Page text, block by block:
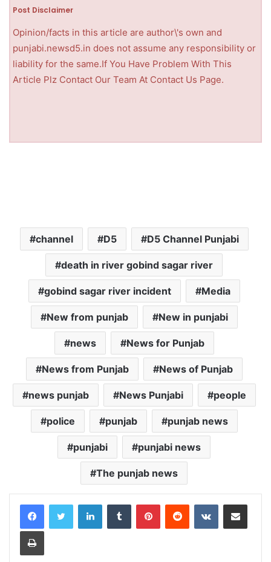
Post Disclaimer
Opinion/facts in this article are author\'s own and
punjabi.newsd5.in does not assume any responsibility or
liability for the same.If You Have Problem With This
Article Plz Contact Our Team At Contact Us Page.
channel D5 D5 Channel Punjabi
death in river gobind sagar river
gobind sagar river incident Media
New from punjab New in punjabi
news News for Punjab
News from Punjab News of Punjab
news punjab News Punjabi people
police punjab punjab news
punjabi punjabi news
The punjab news